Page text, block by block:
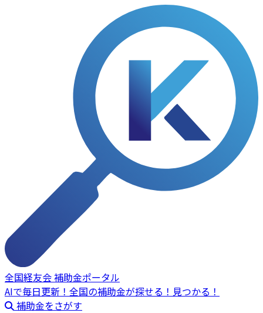
全国経友会 補助金ポータル
AIで毎日更新！全国の補助金が探せる！見つかる！
補助金をさがす